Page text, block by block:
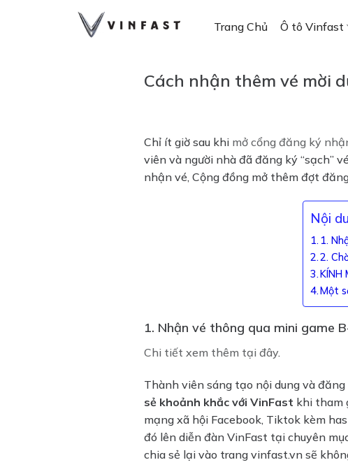
Trang Chủ Ô tô Vinfast
Cách nhận thêm vé mời
Chỉ ít giờ sau khi mở cổng đăng ký
viên và người nhà đã đăng ký “sạch”
nhận vé, Cộng đồng mở thêm đợt
Nội
1.
2.
KÍNH
Một
1. Nhận vé thông qua mini game
Chi tiết xem thêm tại đây.
Thành viên sáng tạo nội dung và
sẻ khoảnh khắc với VinFast khi tham
mạng xã hội Facebook, Tiktok kèm
đó lên diễn đàn VinFast tại chuyên
chia sẻ lại vào trang vinfast.vn sẽ